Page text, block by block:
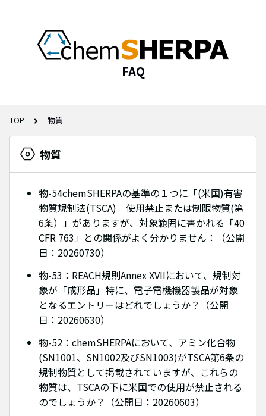
FAQ
TOP 物質
物質
物-54chemSHERPAの基準の１つに「(米国)有害
物質規制法(TSCA) 使用禁止または制限物質(第
6条）」がありますが、対象範囲に書かれる「40
CFR 763」との関係がよく分かりません：（公開
日：20260730）
物-53：REACH規則Annex XVIIにおいて、規制対
象が「成形品」特に、電子電機機器製品が対象
となるエントリーはどれでしょうか？（公開
日：20260630）
物-52：chemSHERPAにおいて、アミン化合物
(SN1001、SN1002及びSN1003)がTSCA第6条の
規制物質として掲載されていますが、これらの
物質は、TSCAの下に米国での使用が禁止される
のでしょうか？（公開日：20260603）